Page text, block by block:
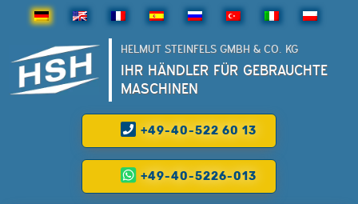
HELMUT STEINFELS GMBH & CO. KG
IHR HÄNDLER FÜR GEBRAUCHTE
MASCHINEN
+49-40-522 60 13
+49-40-5226-013